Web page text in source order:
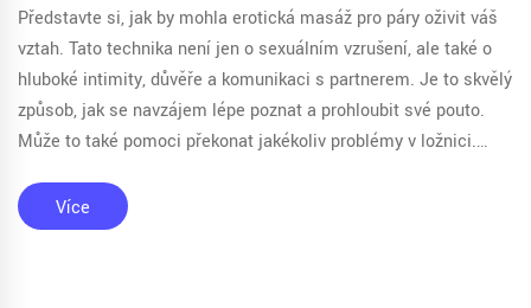
Představte si, jak by mohla erotická masáž pro páry oživit váš
vztah. Tato technika není jen o sexuálním vzrušení, ale také o
hluboké intimity, důvěře a komunikaci s partnerem. Je to skvělý
způsob, jak se navzájem lépe poznat a prohloubit své pouto.
Může to také pomoci překonat jakékoliv problémy v ložnici.
vašeho vztahu, erotická masáž pro páry by mohla být tím
pravým řešením.
Více